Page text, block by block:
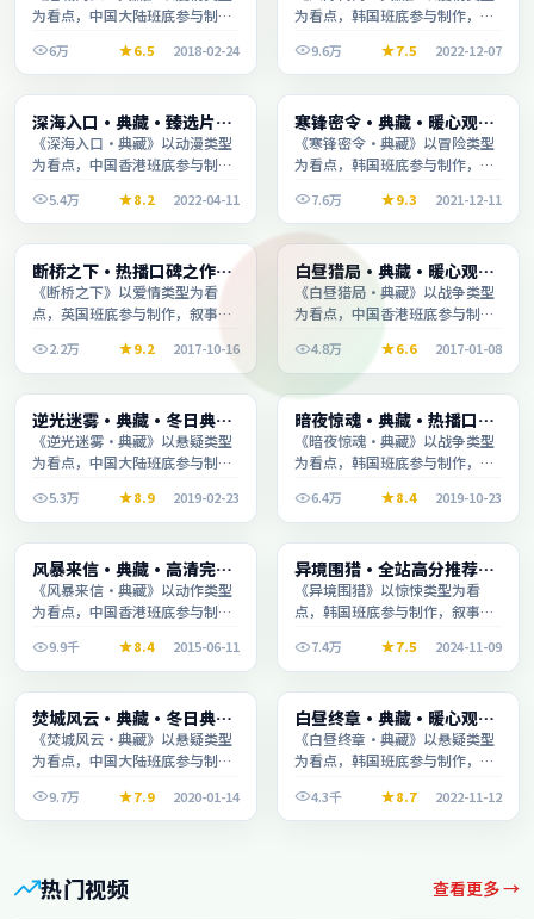
为看点，中国大陆班底参与制
休闲时段观看。
6万 6.5 2018-02-24
为看点，韩国班底参与制作，叙
段观看。
9.6万 7.5 2022-12-07
综艺 2:32:32
深海入口·典藏·臻选片单
推荐画质清晰观看流畅
《深海入口·典藏》以动漫类型
为看点，中国香港班底参与制
休闲时段观看。
5.4万 8.2 2022-04-11
电视剧 2:24:53
寒锋密令·典藏·暖心观影
季口碑发酵持续升温
《寒锋密令·典藏》以冒险类型
为看点，韩国班底参与制作，叙
段观看。
7.6万 9.3 2021-12-11
综艺 1:41:39
断桥之下·热播口碑之作剧
情扎实演技在线
《断桥之下》以爱情类型为看
点，英国班底参与制作，叙事完
看。2.2万 9.2 2017-10-16
综艺 1:54:11
白昼猎局·典藏·暖心观影
季口碑发酵持续升温
《白昼猎局·典藏》以战争类型
为看点，中国香港班底参与制
休闲时段观看。
4.8万 6.6 2017-01-08
综艺 2:29:48
逆光迷雾·典藏·冬日典藏
系列温情叙事引人入胜
《逆光迷雾·典藏》以悬疑类型
为看点，中国大陆班底参与制
休闲时段观看。
5.3万 8.9 2019-02-23
电视剧 2:00:03
暗夜惊魂·典藏·热播口碑
之作剧情扎实演技在线
《暗夜惊魂·典藏》以战争类型
为看点，韩国班底参与制作，叙
段观看。
6.4万 8.4 2019-10-23
综艺 2:10:58
风暴来信·典藏·高清完整
收录适合周末一口气刷完
《风暴来信·典藏》以动作类型
为看点，中国香港班底参与制
休闲时段观看。
9.9千 8.4 2015-06-11
综艺 2:29:49
异境围猎·全站高分推荐节
奏紧凑值得追看
《异境围猎》以惊悚类型为看
点，韩国班底参与制作，叙事完
看。7.4万 7.5 2024-11-09
电影 1:48:42
焚城风云·典藏·冬日典藏
系列温情叙事引人入胜
《焚城风云·典藏》以悬疑类型
为看点，中国大陆班底参与制
休闲时段观看。
9.7万 7.9 2020-01-14
综艺 2:30:23
白昼终章·典藏·暖心观影
季口碑发酵持续升温
《白昼终章·典藏》以悬疑类型
为看点，韩国班底参与制作，叙
段观看。
4.3千 8.7 2022-11-12
热门视频 查看更多 →